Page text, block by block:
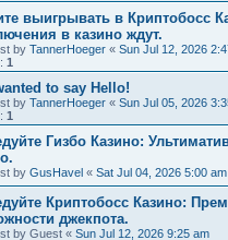
выигрывать в Криптобосс
в казино ждут.
by TannerHoeger « Sun Jul 12, 2026
1
to say Hello!
by TannerHoeger « Sun Jul 05, 2026
1
Гизбо Казино:
by GusHavel « Sat Jul 04, 2026 5:00 am
Криптобосс Казино:
джекпота.
by Guest « Sun Jul 12, 2026 9:25 am